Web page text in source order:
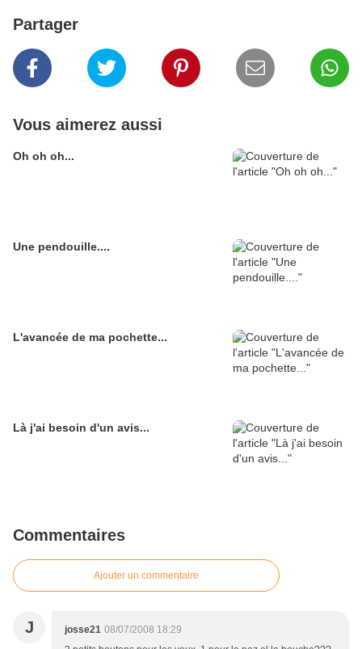
Partager
Vous aimerez aussi
Oh oh oh...
Une pendouille....
L'avancée de ma pochette...
Là j'ai besoin d'un avis...
Commentaires
Ajouter un commentaire
J josse21 08/07/2008 18:29